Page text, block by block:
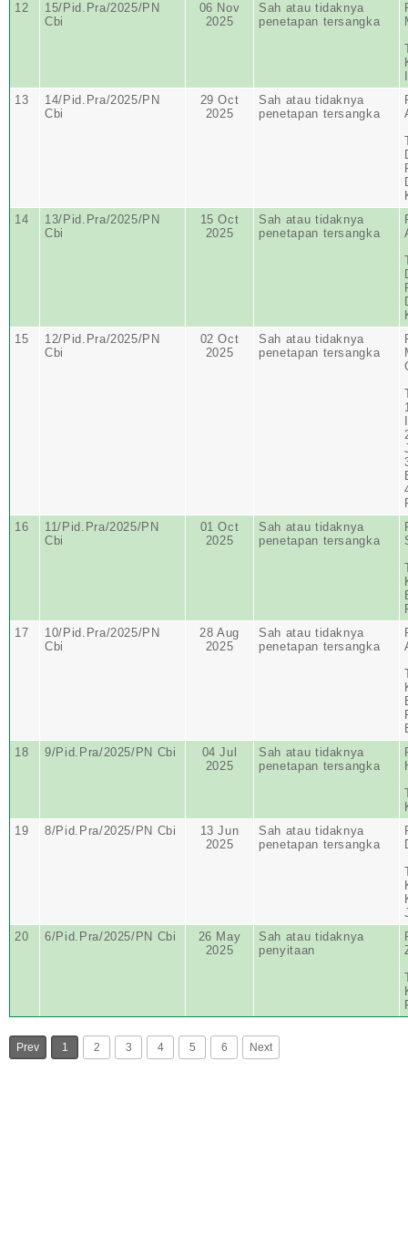
12
15/Pid.Pra/2025/PN
Cbi
06 Nov
2025
Sah atau tidaknya
penetapan tersangka
13
14/Pid.Pra/2025/PN
Cbi
29 Oct
2025
Sah atau tidaknya
penetapan tersangka
14
13/Pid.Pra/2025/PN
Cbi
15 Oct
2025
Sah atau tidaknya
penetapan tersangka
15
12/Pid.Pra/2025/PN
Cbi
02 Oct
2025
Sah atau tidaknya
penetapan tersangka
16
11/Pid.Pra/2025/PN
Cbi
01 Oct
2025
Sah atau tidaknya
penetapan tersangka
17
10/Pid.Pra/2025/PN
Cbi
28 Aug
2025
Sah atau tidaknya
penetapan tersangka
18
9/Pid.Pra/2025/PN Cbi
04 Jul
2025
Sah atau tidaknya
penetapan tersangka
19
8/Pid.Pra/2025/PN Cbi
13 Jun
2025
Sah atau tidaknya
penetapan tersangka
20
6/Pid.Pra/2025/PN Cbi
26 May
2025
Sah atau tidaknya
penyitaan
Prev 1 2 3 4 5 6 Next